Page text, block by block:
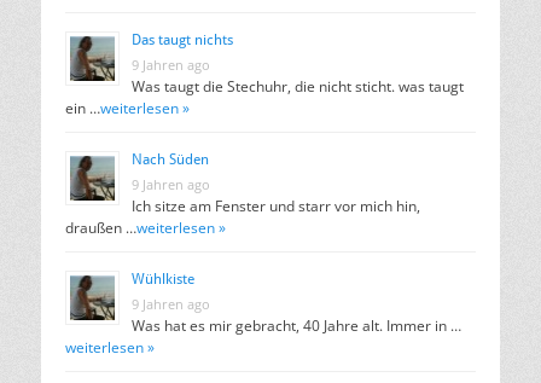
Das taugt nichts
9 Jahren ago
Was taugt die Stechuhr, die nicht sticht. was taugt
ein …weiterlesen »
Nach Süden
9 Jahren ago
Ich sitze am Fenster und starr vor mich hin,
draußen …weiterlesen »
Wühlkiste
9 Jahren ago
Was hat es mir gebracht, 40 Jahre alt. Immer in …
weiterlesen »